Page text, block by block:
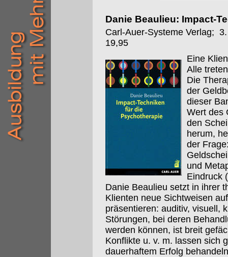
Danie Beaulieu: Impact-
Carl-Auer-Systeme Verlag;
19,95
Eine
Alle
Die
der
dieser
Wert des
den
herum,
der
und
Eindruck
Danie Beaulieu setzt in ihrer
Klienten neue Sichtweisen
präsentieren: auditiv, visuell,
Störungen, bei deren
werden können, ist breit
Konflikte u. v. m. lassen sich
dauerhaftem Erfolg behandeln